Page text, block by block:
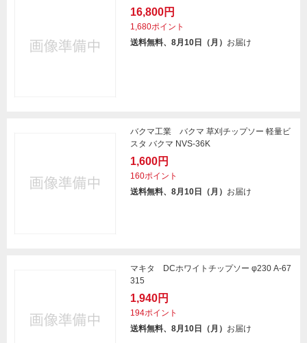
16,800円
1,680ポイント
送料無料、8月10日（月） お届け
バクマ工業 バクマ 草刈チップソー 軽量ビ
スタ バクマ NVS-36K
1,600円
160ポイント
送料無料、8月10日（月） お届け
マキタ DCホワイトチップソー φ230 A-67
315
1,940円
194ポイント
送料無料、8月10日（月） お届け